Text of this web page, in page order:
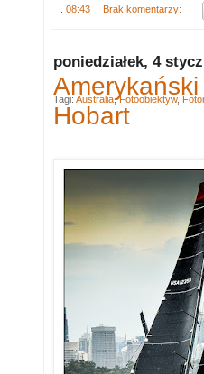
08:43 Brak komentarzy:
poniedziałek, 4
Hobart
Tagi: Australia,Fotoobiektyw,